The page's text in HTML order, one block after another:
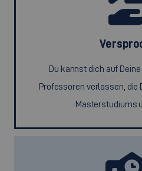
Du kannst dich auf
Professoren verlassen, die
Masterstudiums